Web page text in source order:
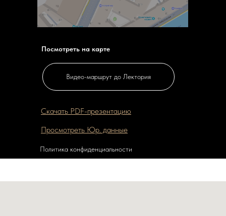
Скачать PDF-презентацию
Просмотреть Юр. данные
Политика конфиденциальности
Посмотреть на карте
Видео-маршрут до Лектория